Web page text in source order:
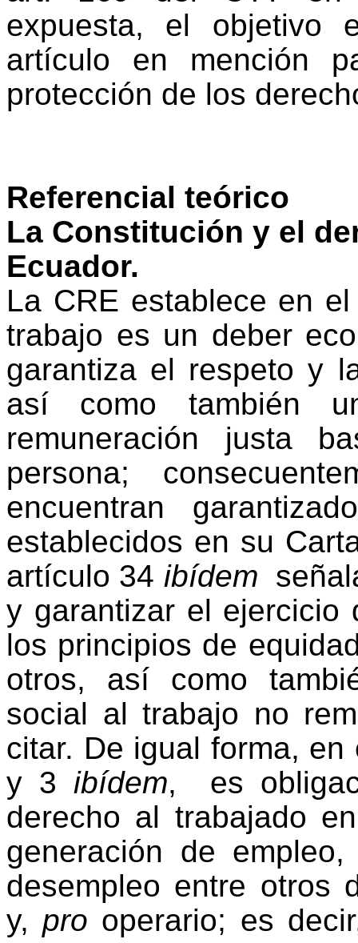
expuesta, el objetivo
artículo en mención
protección de los
Referencial teórico
La Constitución y el
Ecuador.
La CRE establece en el
trabajo es un deber
garantiza el respeto y
así como también
remuneración justa
persona;
encuentran
establecidos en su
artículo 34 ibídem
y garantizar el ejercicio
los principios de
otros, así como
social al trabajo no
citar. De igual forma, en
y 3 ibídem,
es
derecho al trabajado
generación de
desempleo entre otros
y,pro operario; es